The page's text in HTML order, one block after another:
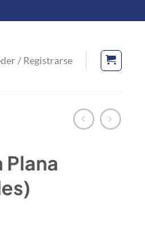
/ Registrarse
Plana